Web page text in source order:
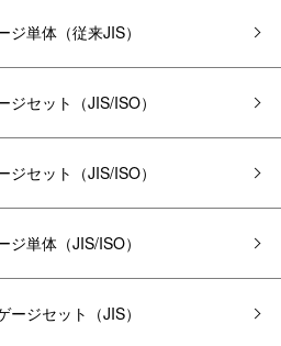
単体（従来JIS）
ジセット （JIS/ISO）
ジセット （JIS/ISO）
単体（JIS/ISO）
ージセット （JIS）